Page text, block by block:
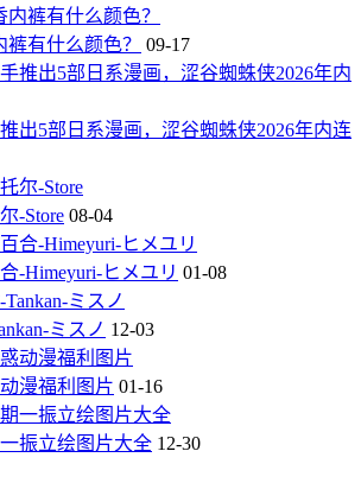
裤有什么颜色？ 09-17
出5部日系漫画，涩谷蜘蛛侠2026年内连
-Store 08-04
-Himeyuri-ヒメユリ 01-08
ミスノ 12-03
漫福利图片 01-16
振立绘图片大全 12-30